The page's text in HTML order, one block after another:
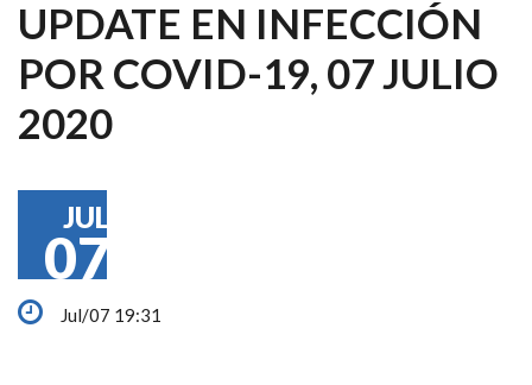
UPDATE EN INFECCIÓN
POR COVID-19, 07 JULIO
2020
JUL
07
Jul/07 19:31